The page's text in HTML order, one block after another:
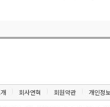
회사연혁 회원약관 개인정